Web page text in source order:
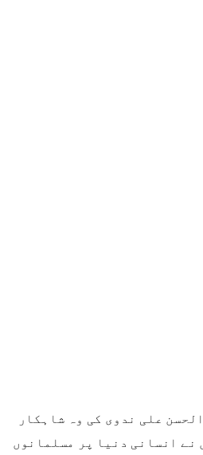
علی ندوی کی وہ شاہکار
نے انسانی دنیا پر مسلمانوں